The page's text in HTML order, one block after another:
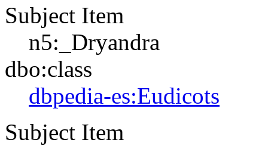
Subject Item
n5:_Dryandra
dbo:class
dbpedia-es:Eudicots
Subject Item